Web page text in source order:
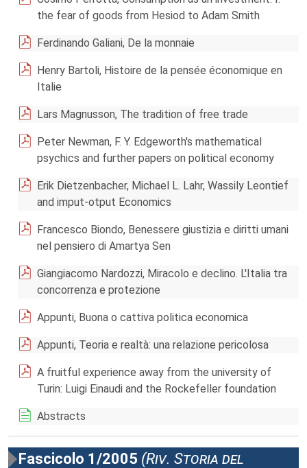
the fear of goods from Hesiod to Adam Smith
Ferdinando Galiani, De la monnaie
Henry Bartoli, Histoire de la pensée économique en
Italie
Lars Magnusson, The tradition of free trade
Peter Newman, F. Y. Edgeworth's mathematical
psychics and further papers on political economy
Erik Dietzenbacher, Michael L. Lahr, Wassily Leontief
and imput-otput Economics
Francesco Biondo, Benessere giustizia e diritti umani
nel pensiero di Amartya Sen
Giangiacomo Nardozzi, Miracolo e declino. L'Italia tra
concorrenza e protezione
Appunti, Buona o cattiva politica economica
Appunti, Teoria e realtà: una relazione pericolosa
A fruitful experience away from the university of
Turin: Luigi Einaudi and the Rockefeller foundation
Abstracts
Fascicolo 1/2005 (Riv. Storia del